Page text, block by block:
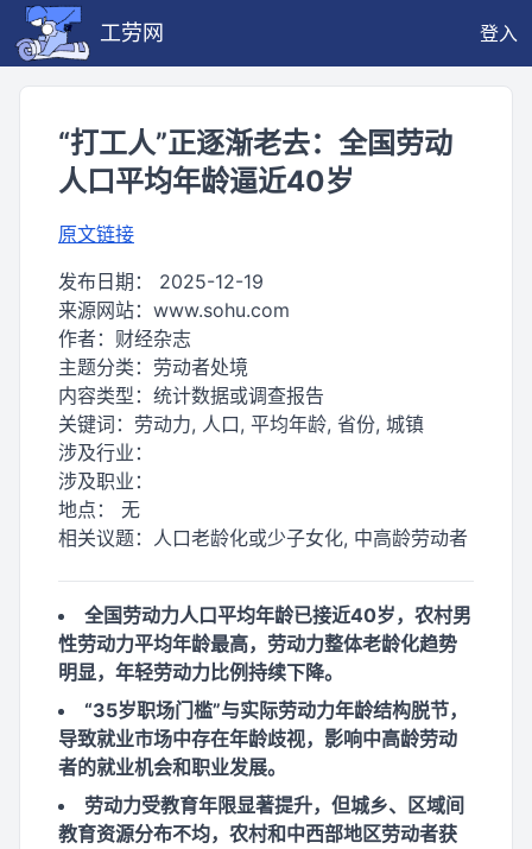
工劳网 登入
“打工人”正逐渐老去：全国劳动
人口平均年龄逼近40岁
原文链接
发布日期： 2025-12-19
来源网站： www.sohu.com
作者： 财经杂志
主题分类： 劳动者处境
内容类型： 统计数据或调查报告
关键词： 劳动力, 人口, 平均年龄, 省份, 城镇
涉及行业：
涉及职业：
地点： 无
相关议题： 人口老龄化或少子女化, 中高龄劳动者
全国劳动力人口平均年龄已接近40岁，农村男
性劳动力平均年龄最高，劳动力整体老龄化趋势
明显，年轻劳动力比例持续下降。
“35岁职场门槛”与实际劳动力年龄结构脱节，
导致就业市场中存在年龄歧视，影响中高龄劳动
者的就业机会和职业发展。
劳动力受教育年限显著提升，但城乡、区域间
教育资源分布不均，农村和中西部地区劳动者获